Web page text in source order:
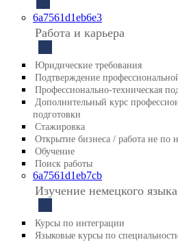
6a7561d1eb6e3
Работа и карьера
Юридические требования
Подтверждение
Профессионально-техническая
Дополнительный курс
подготовки
Стажировка
Открытие бизнеса / работа не по
Обучение
Поиск работы
6a7561d1eb7cb
Изучение немецкого языка
Курсы по интеграции
Языковые курсы по